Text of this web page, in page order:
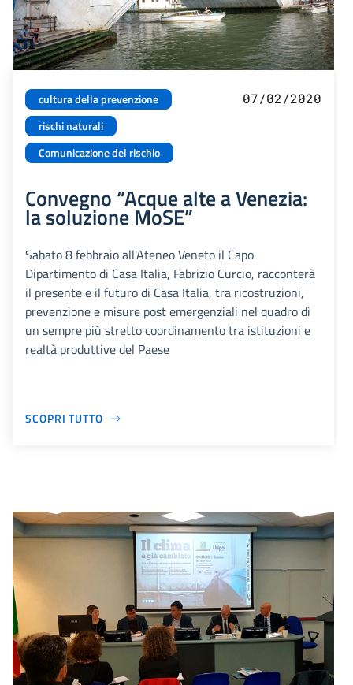
cultura della prevenzione
rischi naturali
Comunicazione del rischio
07/02/2020
Convegno “Acque alte a Venezia:
la soluzione MoSE”
Sabato 8 febbraio all'Ateneo Veneto il Capo
Dipartimento di Casa Italia, Fabrizio Curcio, racconterà
il presente e il futuro di Casa Italia, tra ricostruzioni,
prevenzione e misure post emergenziali nel quadro di
un sempre più stretto coordinamento tra istituzioni e
realtà produttive del Paese
SCOPRI TUTTO